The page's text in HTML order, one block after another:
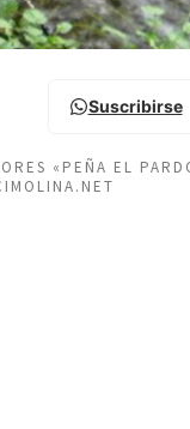
Suscribirse
«PEÑA EL